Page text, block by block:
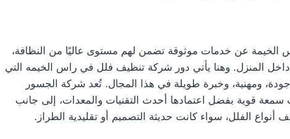
الخيمة عن خدمات موثوقة تضمن لهم مستوى عاليًا من النظافة،
داخل المنزل. وهنا يأتي دور شركة تنظيف فلل في راس الخيمه التي
ومهنية، وخبرة طويلة في هذا المجال. تُعد شركة الجسور
قوية بفضل اعتمادها أحدث التقنيات والمعدات، إلى جانب
الفلل، سواء كانت حديثة التصميم أو تقليدية الطراز.